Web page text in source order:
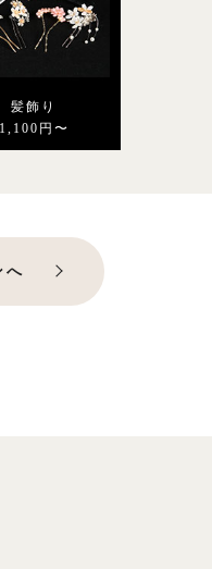
髪飾り
1,100円〜
へ